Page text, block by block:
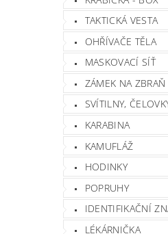
TAKTICKÁ VESTA
OHŘÍVAČE TĚLA
MASKOVACÍ SÍŤ
ZÁMEK NA ZBRAŇ
SVÍTILNY,
KARABINA
KAMUFLÁŽ
HODINKY
POPRUHY
IDENTIFIKAČNÍ
LÉKÁRNIČKA